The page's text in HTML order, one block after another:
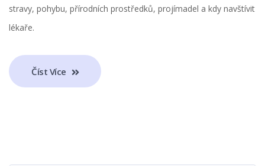
stravy, pohybu, přírodních prostředků, projímadel a kdy navštívit
lékaře.
Číst Více